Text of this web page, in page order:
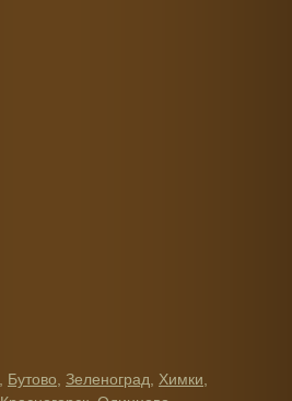
Бутово Зеленоград Химки